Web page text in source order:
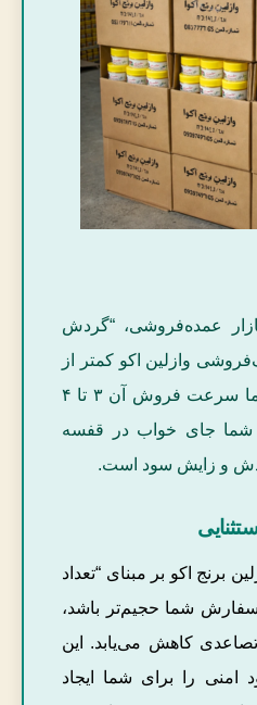
عمده‌فروشی، “گردش
وازلین اکو کمتر از
مدل‌های لوکس باشد، اما سرعت فروش آن ۳ تا ۴
شما جای خواب در قفسه
و زایش سود است.
برنج اکو بر مبنای “تعداد
شما حجیم‌تر باشد،
کاهش می‌یابد. این
را برای شما ایجاد